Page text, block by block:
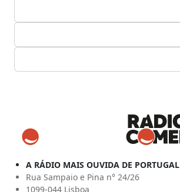
A RÁDIO MAIS OUVIDA DE PORTUGAL
Rua Sampaio e Pina n° 24/26
1099-044 Lisboa